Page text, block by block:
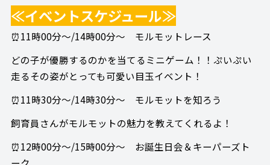
≪イベントスケジュール≫
⏰11時00分～/14時00分～ モルモットレース
どの子が優勝するのかを当てるミニゲーム！！ぷいぷい
走るその姿がとっても可愛い目玉イベント！
⏰11時30分～/14時30分～ モルモットを知ろう
飼育員さんがモルモットの魅力を教えてくれるよ！
⏰12時00分～/15時00分～ お誕生日会＆キーパーズト